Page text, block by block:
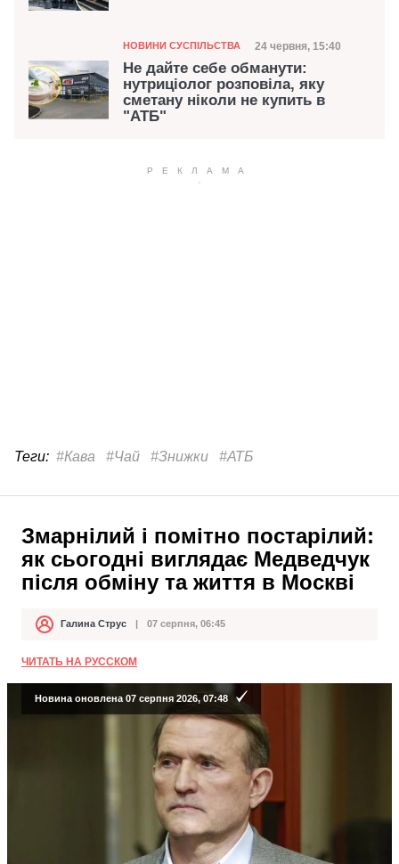
Категорія
НОВИНИ СУСПІЛЬСТВА Дата публікації
24 червня, 15:40
Не дайте себе обманути:
нутриціолог розповіла, яку
сметану ніколи не купить в
"АТБ"
Теги: #Кава #Чай #Знижки #АТБ